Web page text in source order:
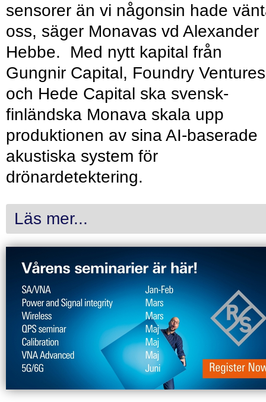
sensorer än vi någonsin hade
oss, säger Monavas vd Alexander
Hebbe. Med nytt kapital från
Gungnir Capital, Foundry Ventures
och Hede Capital ska svensk-
finländska Monava skala upp
produktionen av sina AI-baserade
akustiska system för
drönardetektering.
Läs mer...